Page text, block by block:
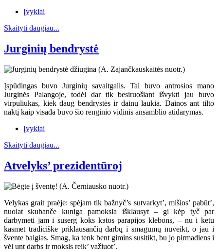
Įvykiai
Skaityti daugiau...
Jurginių bendrystė
Įspūdingas buvo Jurginių savaitgalis. Tai buvo antrosios mano
Jurginės Palangoje, todėl dar tik besiruošiant išvykti jau buvo
virpuliukas, kiek daug bendrystės ir dainų laukia. Dainos ant tilto
naktį kaip visada buvo šio renginio vidinis ansamblio atidarymas.
Įvykiai
Skaityti daugiau...
Atvelyks’ prezidentūroj
Velykas grait praėje: spėjam tik bažnyč’s sutvarkyt’, mišios’ pabūt’,
nuolat skubanče kuniga pamoksla išklausyt – gi kėp tyč par
darbymeti jam i suserg koks kэtos parapijos klebons, – nu i ketu
kasmet tradiciške priklausančių darbų i smagumų nuveikt, o jau i
švente baigias. Smag, ka tenk bent gimins susitikt, bu jo pirmadiens i
vėl unt darbs ir moksls reik’ važiuot’.